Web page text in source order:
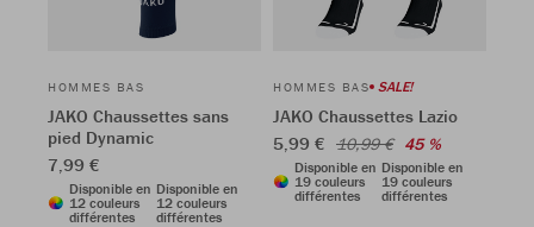
HOMMES BAS
JAKO Chaussettes sans
pied Dynamic
7,99 €
Disponible en
12 couleurs
différentes
Disponible en
12 couleurs
différentes
HOMMES BAS SALE!
JAKO Chaussettes Lazio
5,99 € 10,99 € 45 %
Disponible en
19 couleurs
différentes
Disponible en
19 couleurs
différentes